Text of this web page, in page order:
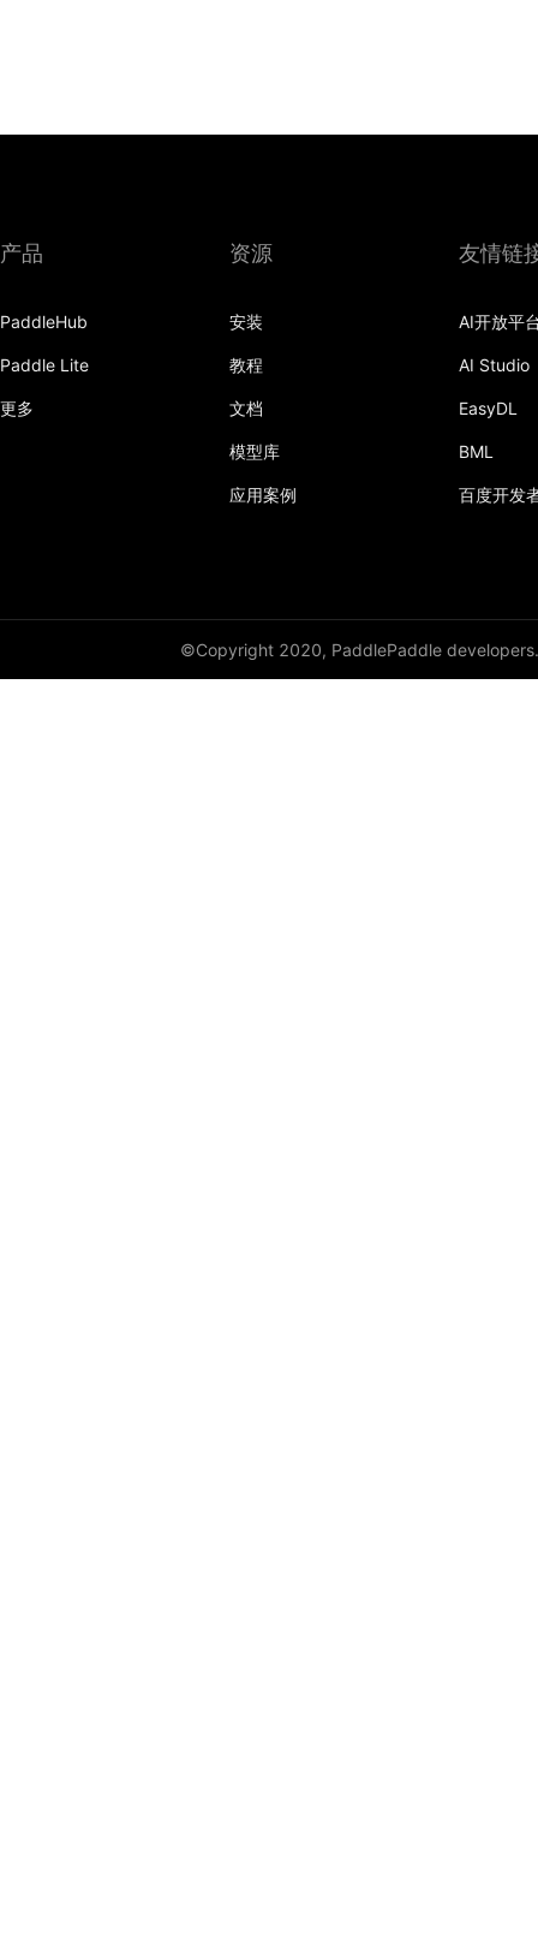
产品
PaddleHub
Paddle Lite
更多
资源
安装
教程
文档
模型库
应用案例
友情链
AI开放平
AI Studio
EasyDL
BML
百度开发
©Copyright 2020, PaddlePaddle developers.